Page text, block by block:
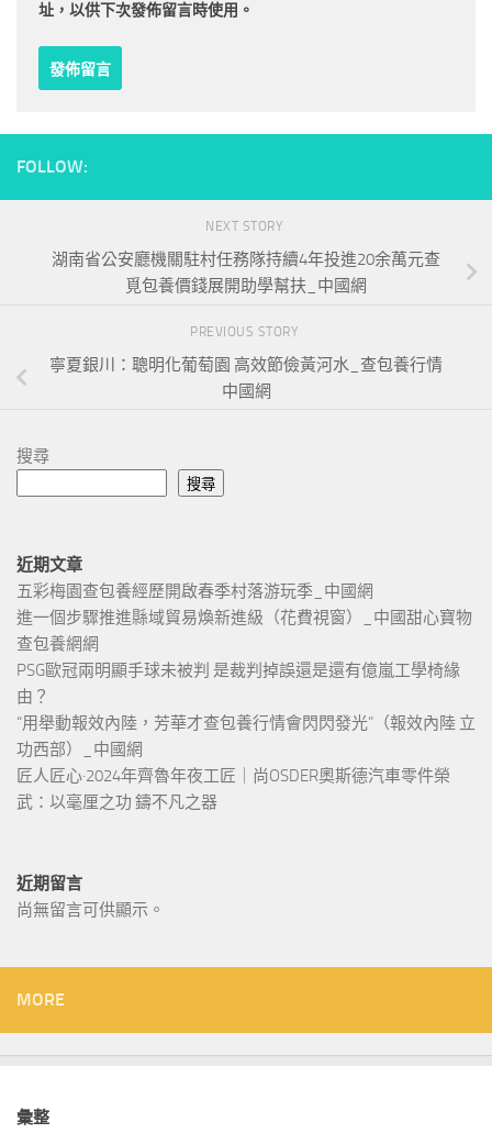
址，以供下次發佈留言時使用。
FOLLOW:
NEXT STORY
湖南省公安廳機關駐村任務隊持續4年投進20余萬元查
覓包養價錢展開助學幫扶_中國網
PREVIOUS STORY
寧夏銀川：聰明化葡萄園 高效節儉黃河水_查包養行情
中國網
搜尋
搜尋
近期文章
五彩梅園查包養經歷開啟春季村落游玩季_中國網
進一個步驟推進縣域貿易煥新進級（花費視窗）_中國甜心寶物
查包養網網
PSG歐冠兩明顯手球未被判 是裁判掉誤還是還有億嵐工學椅緣
由？
“用舉動報效內陸，芳華才查包養行情會閃閃發光”（報效內陸 立
功西部）_中國網
匠人匠心·2024年齊魯年夜工匠｜尚OSDER奧斯德汽車零件榮
武：以毫厘之功 鑄不凡之器
近期留言
尚無留言可供顯示。
MORE
彙整